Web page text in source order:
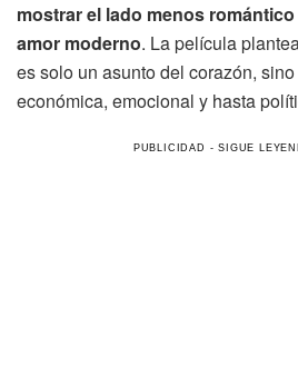
mostrar el lado menos
amor moderno. La película
es solo un asunto del corazón,
económica, emocional y hasta